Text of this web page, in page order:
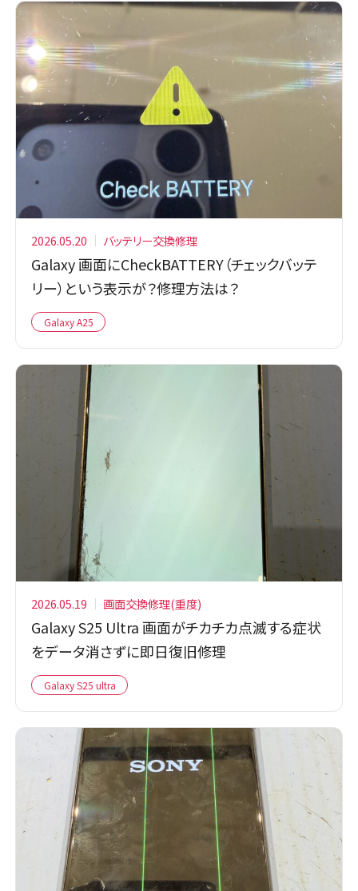
2026.05.20 バッテリー交換修理
Galaxy 画面にCheckBATTERY（チェックバッテ
リー）という表示が？修理方法は？
Galaxy A25
2026.05.19 画面交換修理(重度)
Galaxy S25 Ultra 画面がチカチカ点滅する症状
をデータ消さずに即日復旧修理
Galaxy S25 ultra